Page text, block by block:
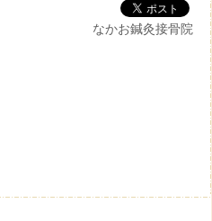
なかお鍼灸接骨院